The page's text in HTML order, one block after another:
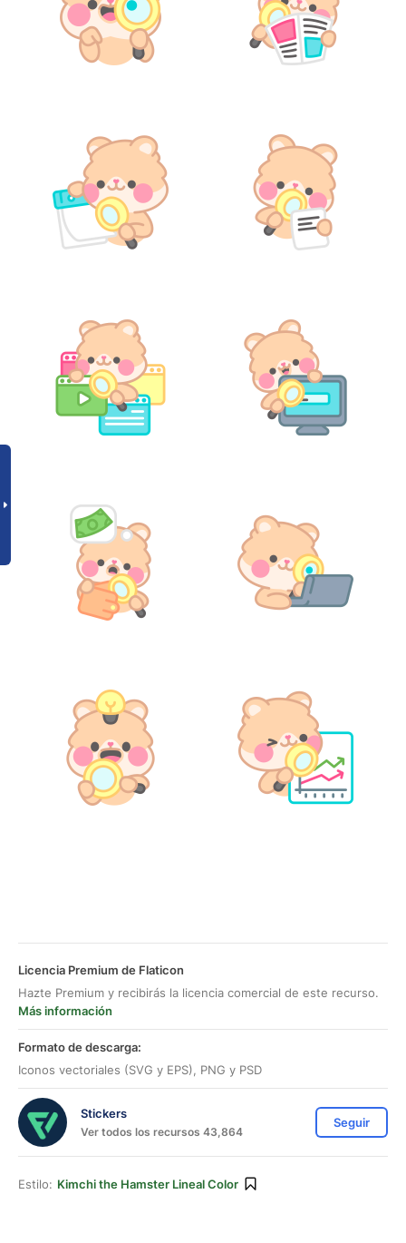
Licencia Premium de Flaticon
Hazte Premium y recibirás la licencia comercial de este recurso.
Más información
Formato de descarga:
Iconos vectoriales (SVG y EPS), PNG y PSD
Stickers
Ver todos los recursos 43,864
Seguir
Estilo: Kimchi the Hamster Lineal Color